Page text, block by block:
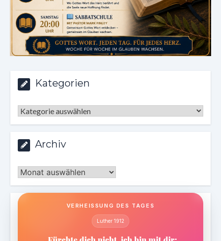
Kategorien
Kategorien
Archiv
Archiv
VERHEISSUNG DES TAGES
Luther 1912